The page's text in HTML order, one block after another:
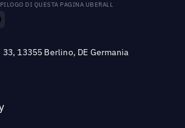
DI QUESTA PAGINA UBERALL
13355 Berlino, DE Germania